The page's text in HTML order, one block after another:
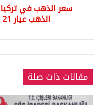
18
سعر الذهب في
الذهب عيار 21 22 24 18
مقالات ذات صلة